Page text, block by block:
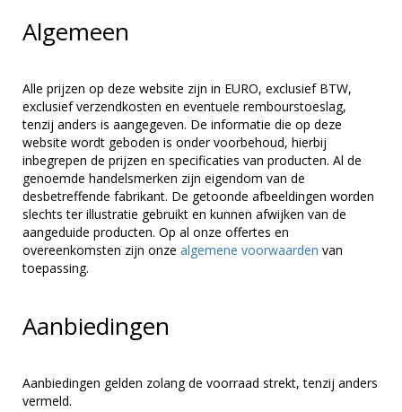
Algemeen
Alle prijzen op deze website zijn in EURO, exclusief BTW,
exclusief verzendkosten en eventuele rembourstoeslag,
tenzij anders is aangegeven. De informatie die op deze
website wordt geboden is onder voorbehoud, hierbij
inbegrepen de prijzen en specificaties van producten. Al de
genoemde handelsmerken zijn eigendom van de
desbetreffende fabrikant. De getoonde afbeeldingen worden
slechts ter illustratie gebruikt en kunnen afwijken van de
aangeduide producten. Op al onze offertes en
overeenkomsten zijn onze algemene voorwaarden van
toepassing.
Aanbiedingen
Aanbiedingen gelden zolang de voorraad strekt, tenzij anders
vermeld.